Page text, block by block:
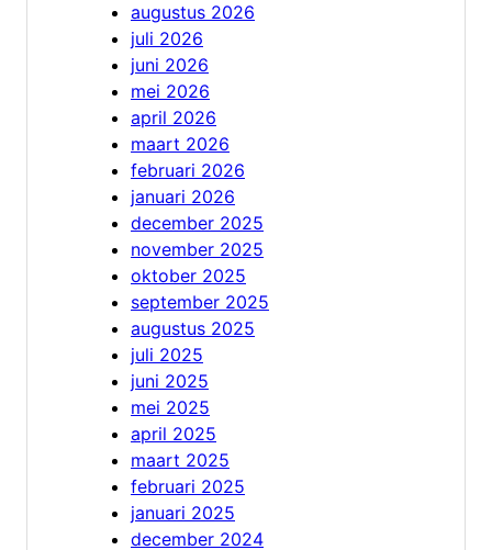
augustus 2026
juli 2026
juni 2026
mei 2026
april 2026
maart 2026
februari 2026
januari 2026
december 2025
november 2025
oktober 2025
september 2025
augustus 2025
juli 2025
juni 2025
mei 2025
april 2025
maart 2025
februari 2025
januari 2025
december 2024